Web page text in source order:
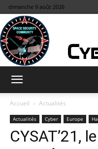
dimanche 9 août 2026
Accueil Actualités
Actualités Cyber Europe
CYSAT’21,